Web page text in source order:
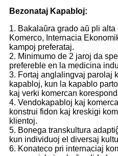
Bezonataj Kapabloj:
1. Bakalaŭra grado aŭ pli
Komerco, Internacia
kampoj preferataj.
2. Minimumo de 2 jaroj da
prefereble en la medicina
3. Fortaj anglalingvaj parolaj
kapabloj, kun la kapablo
kaj verki komercan
4. Vendokapabloj kaj
konstrui fidon kaj kreskigi
klientoj.
5. Bonega transkultura
kun individuoj el diversaj
6. Konateco pri internaciaj